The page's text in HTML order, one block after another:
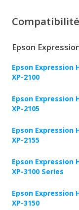
Epson
Epson Expression
XP-2100
Epson Expression
XP-2105
Epson Expression
XP-2155
Epson Expression
XP-3100 Series
Epson Expression
XP-3150